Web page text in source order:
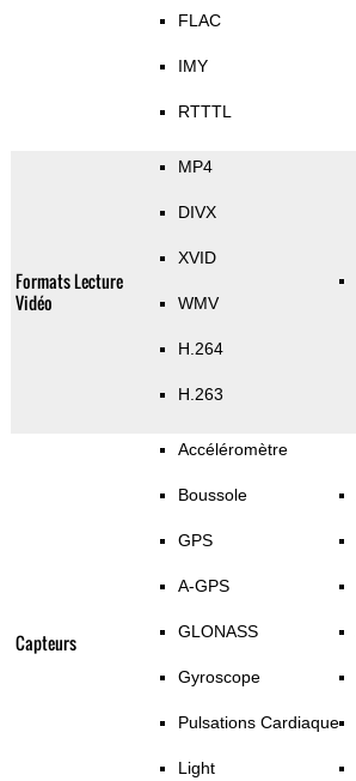
FLAC
IMY
RTTTL
Formats Lecture
Vidéo
MP4
DIVX
XVID
WMV
H.264
H.263
Capteurs
Accéléromètre
Boussole
GPS
A-GPS
GLONASS
Gyroscope
Pulsations Cardiaque
Light